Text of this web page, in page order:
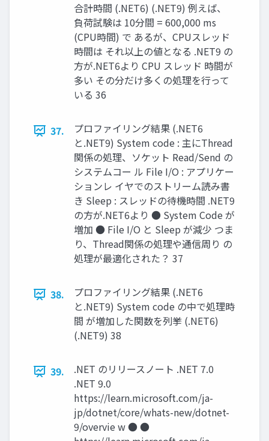
合計時間 (.NET6) (.NET9) 例えば、
負荷試験は 10分間 = 600,000 ms
(CPU時間) で あるが、CPUスレッド
時間は それ以上の値となる .NET9 の
方が.NET6より CPU スレッド 時間が
多い その分だけ多くの処理を行って
いる 36
37.
プロファイリング結果 (.NET6
と.NET9) System code : 主にThread
関係の処理、ソケット Read/Send の
システムコー ル File I/O : アプリケー
ションレ イヤでのストリーム読み書
き Sleep : スレッドの待機時間 .NET9
の方が.NET6より ● System Code が
増加 ● File I/O と Sleep が減少 つま
り、Thread関係の処理や通信周り の
処理が最適化された？ 37
38.
プロファイリング結果 (.NET6
と.NET9) System code の中で処理時
間 が増加した関数を列挙 (.NET6)
(.NET9) 38
39.
.NET のリリースノート .NET 7.0
.NET 9.0
https://learn.microsoft.com/ja-
jp/dotnet/core/whats-new/dotnet-
9/overvie w ● ●